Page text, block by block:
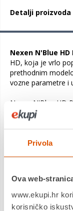
Privola
Ova web-
www.ekupi.hr
korisničko
Detalji proizvoda
Nexen N'Blue HD
HD, koja je vrlo
prethodnim
vozne parametre i
Nexen N'Blue HD
izvrsne
kotrljanja. Prva
Upravo ta rebra
postoje po cijeloj
površine gume.
bi bile tako dobre